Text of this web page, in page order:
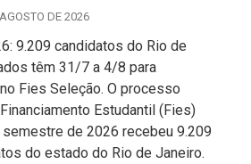
DE 2026
9.209 candidatos do Rio de
têm 31/7 a 4/8 para
Fies Seleção. O processo
Estudantil (Fies)
de 2026 recebeu 9.209
do estado do Rio de Janeiro.